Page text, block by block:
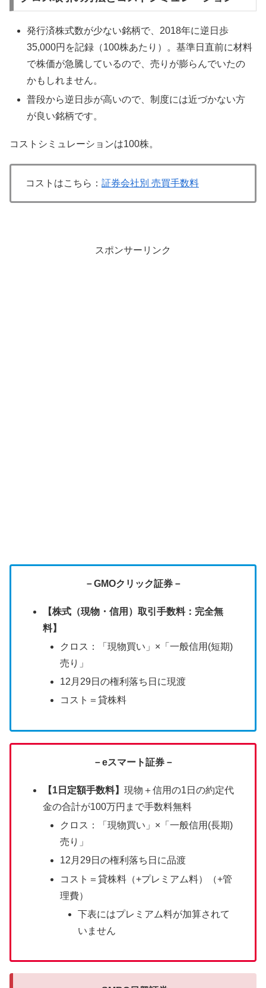
発行済株式数が少ない銘柄で、2018年に逆日歩
35,000円を記録（100株あたり）。基準日直前に材料
で株価が急騰しているので、売りが膨らんでいたの
かもしれません。
普段から逆日歩が高いので、制度には近づかない方
が良い銘柄です。
コストシミュレーションは100株。
コストはこちら： 証券会社別 売買手数料
スポンサーリンク
－GMOクリック証券－
【株式（現物・信用）取引手数料：完全無
料】
クロス：「現物買い」×「一般信用(短期)
売り」
12月29日の権利落ち日に現渡
コスト＝貸株料
－eスマート証券－
【1日定額手数料】現物＋信用の1日の約定代
金の合計が100万円まで手数料無料
クロス：「現物買い」×「一般信用(長期)
売り」
12月29日の権利落ち日に品渡
コスト＝貸株料（+プレミアム料）（+管
理費）
下表にはプレミアム料が加算されて
いません